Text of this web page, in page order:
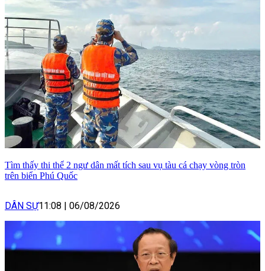
Tìm thấy thi thể 2 ngư dân mất tích sau vụ tàu cá chạy vòng tròn
trên biển Phú Quốc
DÂN SỰ11:08 06/08/2026